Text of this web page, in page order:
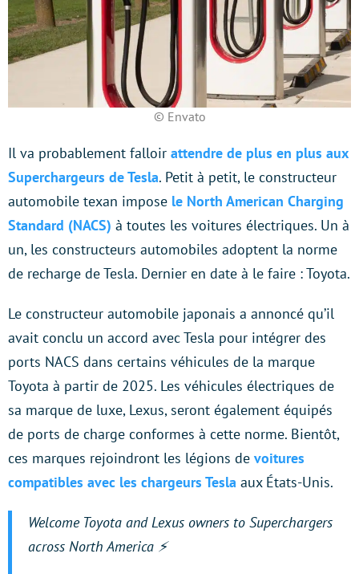
© Envato
Il va probablement falloir attendre de plus en plus aux
Superchargeurs de Tesla. Petit à petit, le constructeur
automobile texan impose le North American Charging
Standard (NACS) à toutes les voitures électriques. Un à
un, les constructeurs automobiles adoptent la norme
de recharge de Tesla. Dernier en date à le faire : Toyota.
Le constructeur automobile japonais a annoncé qu’il
avait conclu un accord avec Tesla pour intégrer des
ports NACS dans certains véhicules de la marque
Toyota à partir de 2025. Les véhicules électriques de
sa marque de luxe, Lexus, seront également équipés
de ports de charge conformes à cette norme. Bientôt,
ces marques rejoindront les légions de voitures
compatibles avec les chargeurs Tesla aux États-Unis.
Welcome Toyota and Lexus owners to Superchargers
across North America ⚡️